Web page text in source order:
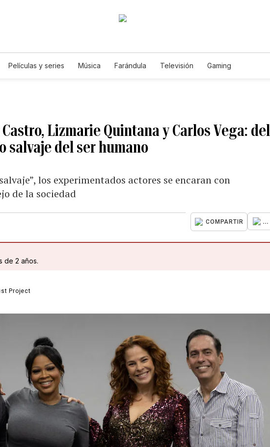
Películas y series Música Farándula Televisión Gaming
Lizmarie Quintana y Carlos Vega: del
salvaje del ser humano
los experimentados actores se encaran con
de la sociedad
COMPARTIR ...
de 2 años.